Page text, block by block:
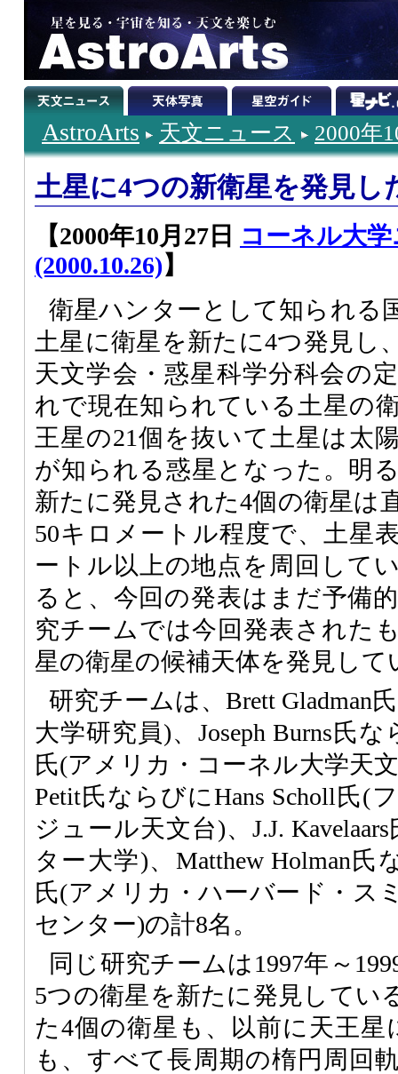
AstroArts 天文ニュース 2000年
土星に4つの新衛星を発見し
【2000年10月27日 コーネル大
(2000.10.26)】
衛星ハンターとして知られる
土星に衛星を新たに4つ発見し
天文学会・惑星科学分科会の
れで現在知られている土星の
王星の21個を抜いて土星は太
が知られる惑星となった。明
新たに発見された4個の衛星は
50キロメートル程度で、土星
ートル以上の地点を周回して
ると、今回の発表はまだ予備
究チームでは今回発表された
星の衛星の候補天体を発見して
研究チームは、Brett Gladman
大学研究員)、Joseph Burns氏
氏(アメリカ・コーネル大学天
Petit氏ならびにHans Scholl氏(
ジュール天文台)、J.J.
ター大学)、Matthew Holman氏
氏(アメリカ・ハーバード・ス
センター)の計8名。
同じ研究チームは1997年～
5つの衛星を新たに発見してい
た4個の衛星も、以前に天王
も、すべて長周期の楕円周回